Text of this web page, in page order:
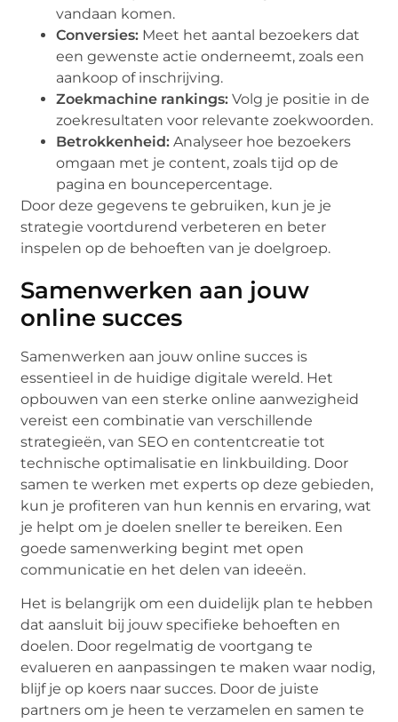
vandaan komen.
Conversies: Meet het aantal bezoekers dat
een gewenste actie onderneemt, zoals een
aankoop of inschrijving.
Zoekmachine rankings: Volg je positie in de
zoekresultaten voor relevante zoekwoorden.
Betrokkenheid: Analyseer hoe bezoekers
omgaan met je content, zoals tijd op de
pagina en bouncepercentage.
Door deze gegevens te gebruiken, kun je je
strategie voortdurend verbeteren en beter
inspelen op de behoeften van je doelgroep.
Samenwerken aan jouw
online succes
Samenwerken aan jouw online succes is
essentieel in de huidige digitale wereld. Het
opbouwen van een sterke online aanwezigheid
vereist een combinatie van verschillende
strategieën, van SEO en contentcreatie tot
technische optimalisatie en linkbuilding. Door
samen te werken met experts op deze gebieden,
kun je profiteren van hun kennis en ervaring, wat
je helpt om je doelen sneller te bereiken. Een
goede samenwerking begint met open
communicatie en het delen van ideeën.
Het is belangrijk om een duidelijk plan te hebben
dat aansluit bij jouw specifieke behoeften en
doelen. Door regelmatig de voortgang te
evalueren en aanpassingen te maken waar nodig,
blijf je op koers naar succes. Door de juiste
partners om je heen te verzamelen en samen te